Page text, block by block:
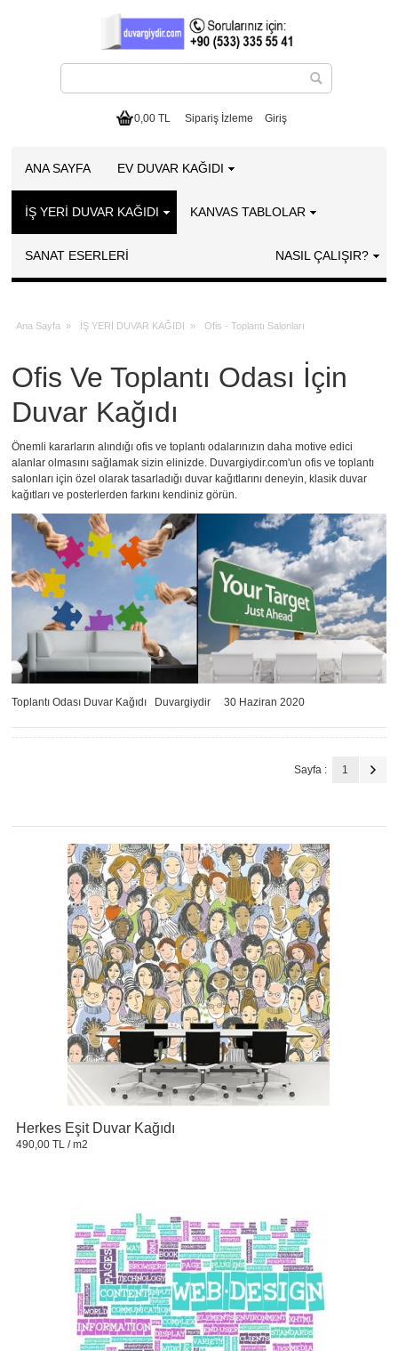
0,00 TL Sipariş İzleme Giriş
ANA SAYFA EV DUVAR KAĞIDI
İŞ YERİ DUVAR KAĞIDI KANVAS TABLOLAR
SANAT ESERLERI NASIL ÇALIŞIR?
Ana Sayfa » İŞ YERİ DUVAR KAĞIDI » Ofis - Toplantı Salonları
Ofis Ve Toplantı Odası İçin
Duvar Kağıdı
Önemli kararların alındığı ofis ve toplantı odalarınızın daha motive edici
alanlar olmasını sağlamak sizin elinizde. Duvargiydir.com'un ofis ve toplantı
salonları için özel olarak tasarladığı duvar kağıtlarını deneyin, klasik duvar
kağıtları ve posterlerden farkını kendiniz görün.
Toplantı Odası Duvar Kağıdı Duvargiydir 30 Haziran 2020
Sayfa : 1
Herkes Eşit Duvar Kağıdı
490,00 TL / m2